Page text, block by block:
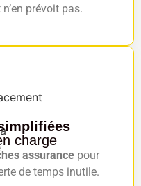
prévoit pas.
charge
assurance pour
de temps inutile.